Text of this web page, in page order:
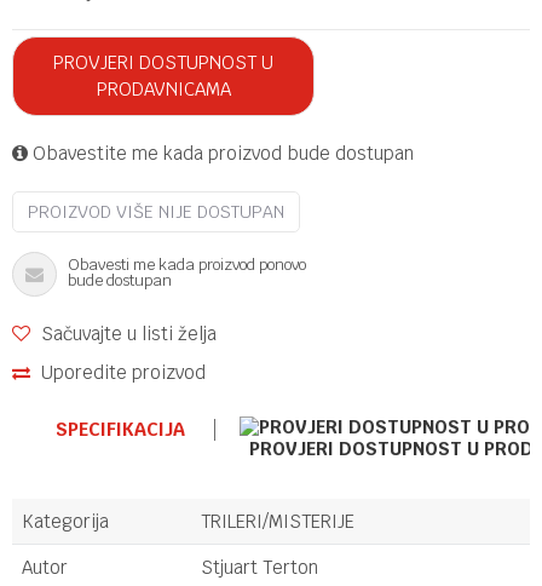
PROVJERI DOSTUPNOST U
PRODAVNICAMA
Obavestite me kada proizvod bude dostupan
PROIZVOD VIŠE NIJE DOSTUPAN
Obavesti me kada proizvod ponovo
bude dostupan
Sačuvajte u listi želja
Uporedite proizvod
SPECIFIKACIJA
PROVJERI DOSTUPNOST U
Kategorija
TRILERI/MISTERIJE
Autor
Stjuart Terton